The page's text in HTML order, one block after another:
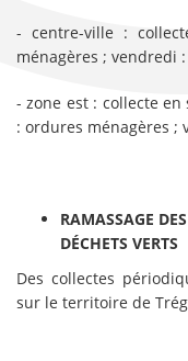
- centre-ville :
ménagères ; vendredi
- zone est : collecte
: ordures ménagères ;
RAMASSAGE
DÉCHETS VERTS
Des collectes
sur le territoire de